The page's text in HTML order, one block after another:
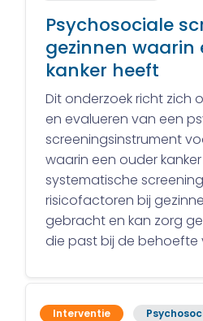
Psychosociale
gezinnen waarin
kanker heeft
Dit onderzoek richt zich
en evalueren van een
screeningsinstrument
waarin een ouder
systematische
risicofactoren bij
gebracht en kan zorg
die past bij de behoefte
Interventie